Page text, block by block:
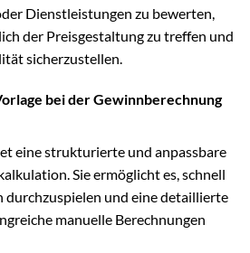
Dienstleistungen zu bewerten,
der Preisgestaltung zu treffen und
sicherzustellen.
bei der Gewinnberechnung
eine strukturierte und anpassbare
Sie ermöglicht es, schnell
durchzuspielen und eine detaillierte
manuelle Berechnungen